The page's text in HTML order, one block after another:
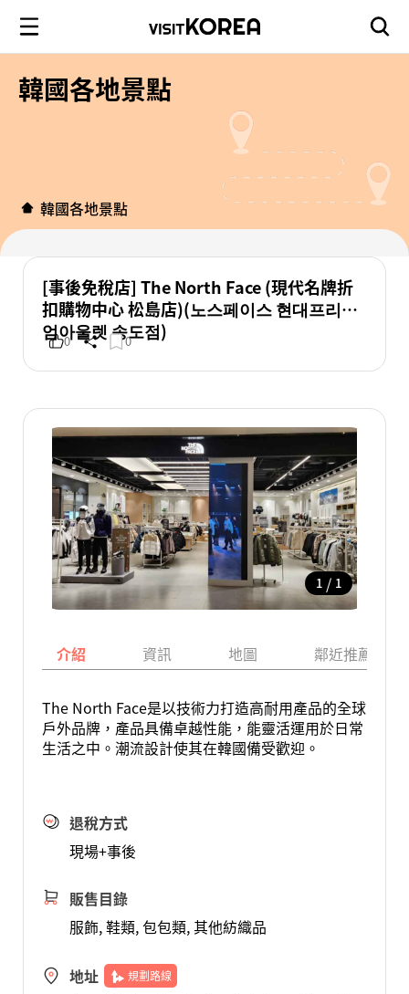
韓國各地景點
韓國各地景點
[事後免稅店] The North Face (現代名牌折
扣購物中心 松島店)(노스페이스 현대프리미
엄아울렛 송도점)
0 0
1 / 1
介紹 資訊 地圖 鄰近推薦景點
The North Face是以技術力打造高耐用產品的全球
戶外品牌，產品具備卓越性能，能靈活運用於日常
生活之中。潮流設計使其在韓國備受歡迎。
退稅方式
現場+事後
販售目錄
服飾, 鞋類, 包包類, 其他紡織品
地址 規劃路線